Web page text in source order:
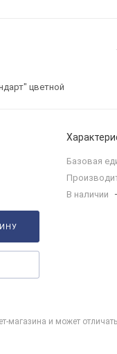
цветной
Базовая
В наличии
магазина и может